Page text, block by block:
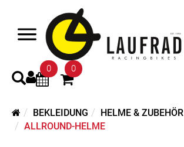
0 0
BEKLEIDUNG
HELME & ZUBEHÖR
ALLROUND-HELME